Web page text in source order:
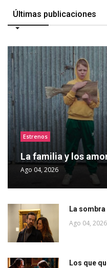
Últimas publicaciones
Estrenos
La familia y los
Ago 04, 2026
La
Ago 04, 2026
Los que